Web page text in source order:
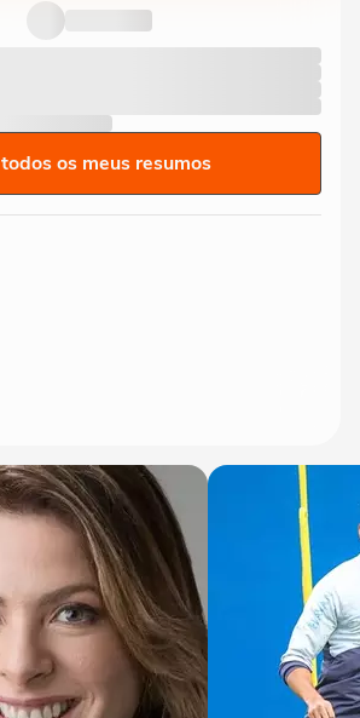
premiado "Nove Dias"
os meus resumos